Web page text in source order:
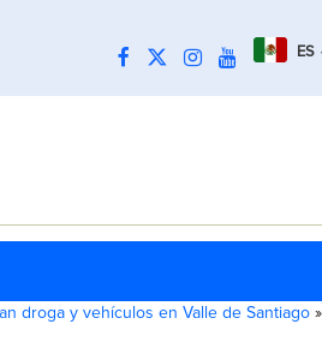
ES
droga y vehículos en Valle de Santiago »